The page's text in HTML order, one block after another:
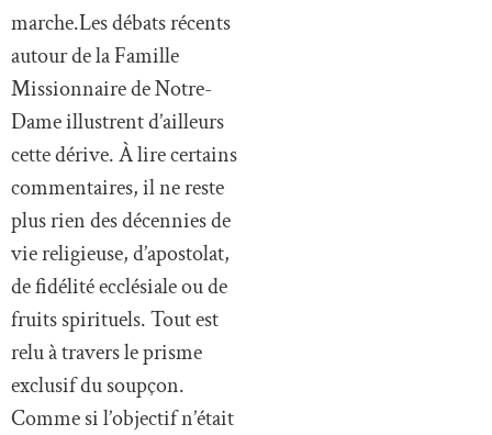
marche.Les débats récents
autour de la Famille
Missionnaire de Notre-
Dame illustrent d’ailleurs
cette dérive. À lire certains
commentaires, il ne reste
plus rien des décennies de
vie religieuse, d’apostolat,
de fidélité ecclésiale ou de
fruits spirituels. Tout est
relu à travers le prisme
exclusif du soupçon.
Comme si l’objectif n’était